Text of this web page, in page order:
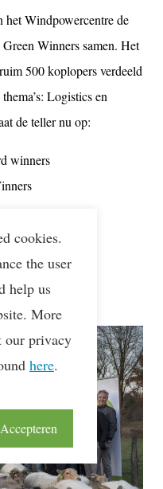
het Windpowercentre de
Winners samen. Het
500 koplopers verdeeld
Logistics en
de teller nu op:
winners
cookies.
the user
help us
More
our privacy
here.
Accepteren